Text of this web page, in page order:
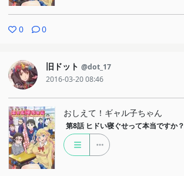
0 0
旧ドット @dot_17
2016-03-20 08:46
おしえて！ギャル子ちゃん
第8話 ヒドい寝ぐせって本当ですか？